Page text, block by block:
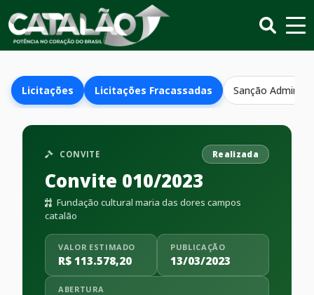
Licitações Licitações Fracassadas Sanção
CONVITE Realizada
Convite 010/2023
Fundação cultural maria das dores campos
catalão
VALOR ESTIMADO
R$ 113.578,20
PUBLICAÇÃO
13/03/2023
ABERTURA